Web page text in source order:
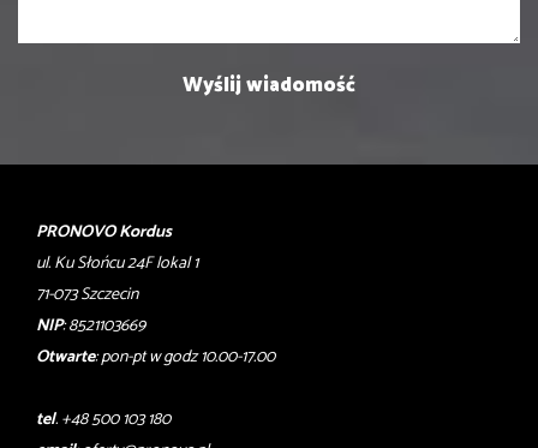
PRONOVO Kordus
ul. Ku Słońcu 24F lokal 1
71-073 Szczecin
NIP: 8521103669
Otwarte: pon-pt w godz 10.00-17.00
tel. +48 500 103 180